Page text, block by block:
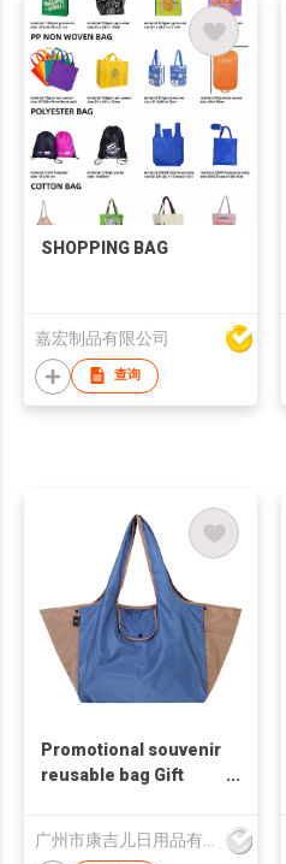
SHOPPING BAG
嘉宏制品有限公司
查询
Promotional souvenir
reusable bag Gift